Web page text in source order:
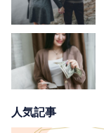
人気記事